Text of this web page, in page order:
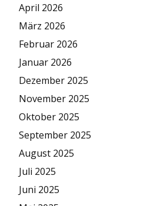
April 2026
März 2026
Februar 2026
Januar 2026
Dezember 2025
November 2025
Oktober 2025
September 2025
August 2025
Juli 2025
Juni 2025